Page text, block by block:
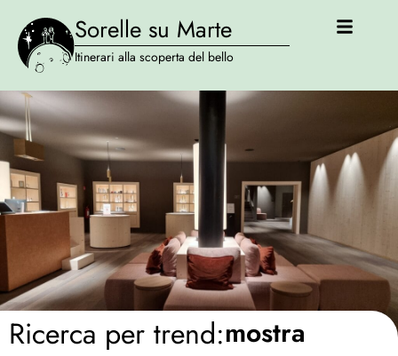
Sorelle su Marte
Itinerari alla scoperta del bello
Ricerca per trend:mostra